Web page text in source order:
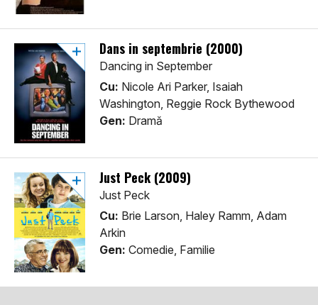
Dans in septembrie (2000)
Dancing in September
Cu: Nicole Ari Parker, Isaiah
Washington, Reggie Rock Bythewood
Gen: Dramă
Just Peck (2009)
Just Peck
Cu: Brie Larson, Haley Ramm, Adam
Arkin
Gen: Comedie, Familie